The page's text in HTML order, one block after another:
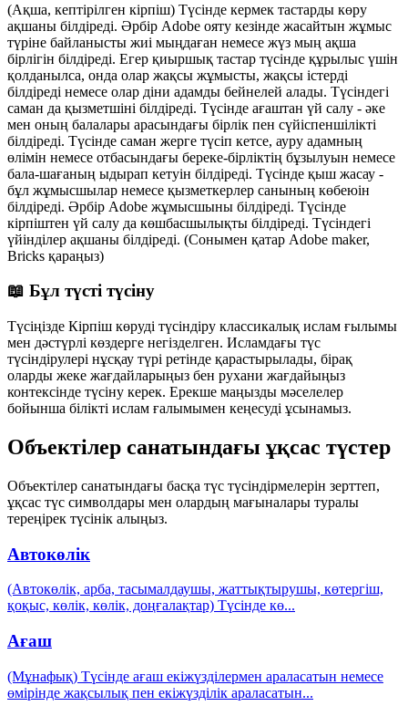
(Ақша, кептірілген кірпіш) Түсінде кермек тастарды көру
ақшаны білдіреді. Әрбір Adobe ояту кезінде жасайтын жұмыс
түріне байланысты жиі мыңдаған немесе жүз мың ақша
бірлігін білдіреді. Егер қиыршық тастар түсінде құрылыс үшін
қолданылса, онда олар жақсы жұмысты, жақсы істерді
білдіреді немесе олар діни адамды бейнелей алады. Түсіндегі
саман да қызметшіні білдіреді. Түсінде ағаштан үй салу - әке
мен оның балалары арасындағы бірлік пен сүйіспеншілікті
білдіреді. Түсінде саман жерге түсіп кетсе, ауру адамның
өлімін немесе отбасындағы береке-бірліктің бұзылуын немесе
бала-шағаның ыдырап кетуін білдіреді. Түсінде қыш жасау -
бұл жұмысшылар немесе қызметкерлер санының көбеюін
білдіреді. Әрбір Adobe жұмысшыны білдіреді. Түсінде
кірпіштен үй салу да көшбасшылықты білдіреді. Түсіндегі
үйінділер ақшаны білдіреді. (Сонымен қатар Adobe maker,
Bricks қараңыз)
📖 Бұл түсті түсіну
Түсіңізде Кірпіш көруді түсіндіру классикалық ислам ғылымы
мен дәстүрлі көздерге негізделген. Исламдағы түс
түсіндірулері нұсқау түрі ретінде қарастырылады, бірақ
оларды жеке жағдайларыңыз бен рухани жағдайыңыз
контексінде түсіну керек. Ерекше маңызды мәселелер
бойынша білікті ислам ғалымымен кеңесуді ұсынамыз.
Объектілер санатындағы ұқсас түстер
Объектілер санатындағы басқа түс түсіндірмелерін зерттеп,
ұқсас түс символдары мен олардың мағыналары туралы
тереңірек түсінік алыңыз.
Автокөлік
(Автокөлік, арба, тасымалдаушы, жаттықтырушы, көтергіш,
қоқыс, көлік, көлік, доңғалақтар) Түсінде кө...
Ағаш
(Мұнафық) Түсінде ағаш екіжүзділермен араласатын немесе
өмірінде жақсылық пен екіжүзділік араласатын...